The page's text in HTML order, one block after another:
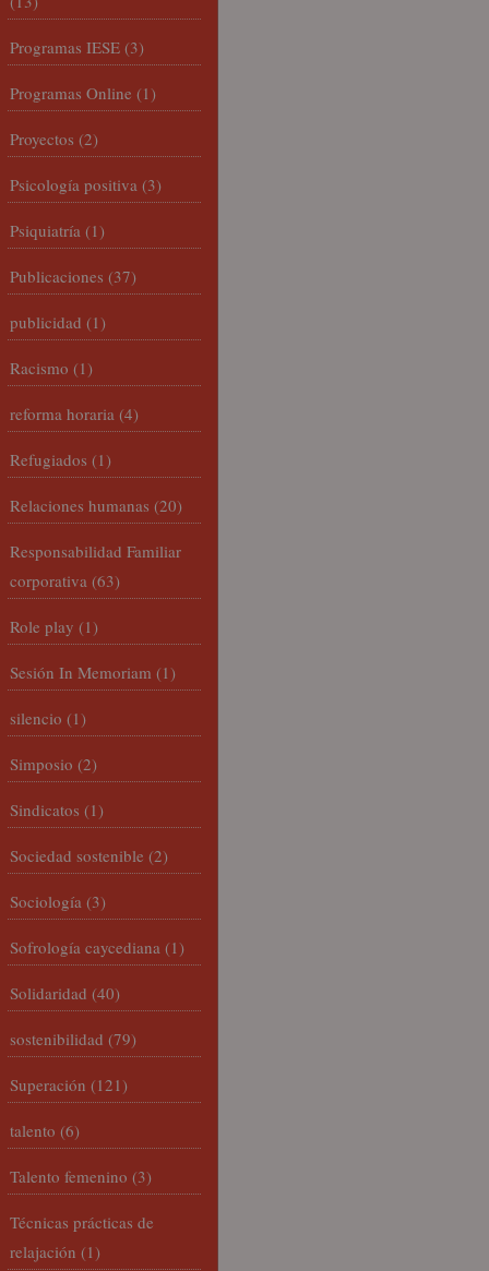
Programas IESE (3)
Programas Online (1)
Proyectos (2)
Psicología positiva (3)
Psiquiatría (1)
Publicaciones (37)
publicidad (1)
Racismo (1)
reforma horaria (4)
Refugiados (1)
Relaciones humanas (20)
Responsabilidad Familiar
corporativa (63)
Role play (1)
Sesión In Memoriam (1)
silencio (1)
Simposio (2)
Sindicatos (1)
Sociedad sostenible (2)
Sociología (3)
Sofrología caycediana (1)
Solidaridad (40)
sostenibilidad (79)
Superación (121)
talento (6)
Talento femenino (3)
Técnicas prácticas de
relajación (1)